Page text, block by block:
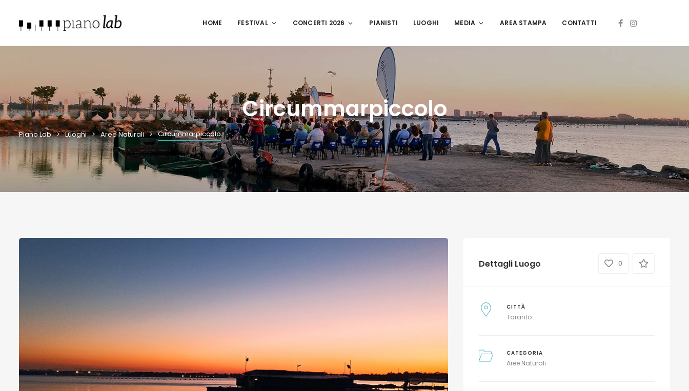
HOME FESTIVAL CONCERTI 2026 PIANISTI LUOGHI MEDIA AREA STAMPA CONTATTI
Circummarpiccolo
Piano Lab Luoghi Aree Naturali Circummarpiccolo
Dettagli Luogo 0
CITTÀ
Taranto
CATEGORIA
Aree Naturali